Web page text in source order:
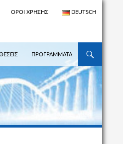
ΌΡΟΙ ΧΡΉΣΗΣ DEUTSCH
ΠΡΟΓΡΑΜΜΑΤΑ